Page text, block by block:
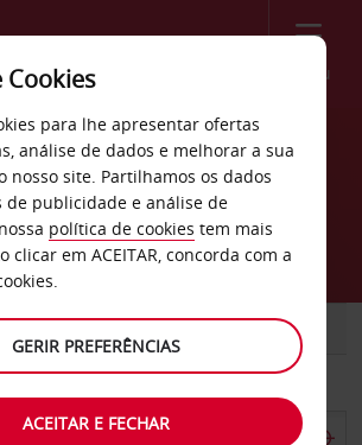
Menu
carros Sears
COMERCIAIS
Cookies
para lhe apresentar ofertas
análise de dados e melhorar a sua
nosso site. Partilhamos os dados
de publicidade e análise de
política de cookies tem mais
clicar em ACEITAR, concorda com a
GERIR PREFERÊNCIAS
ACEITAR E FECHAR